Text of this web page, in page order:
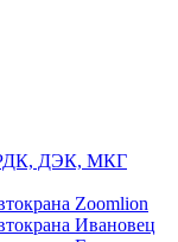
РДК, ДЭК, МКГ
Zoomlion
Ивановец